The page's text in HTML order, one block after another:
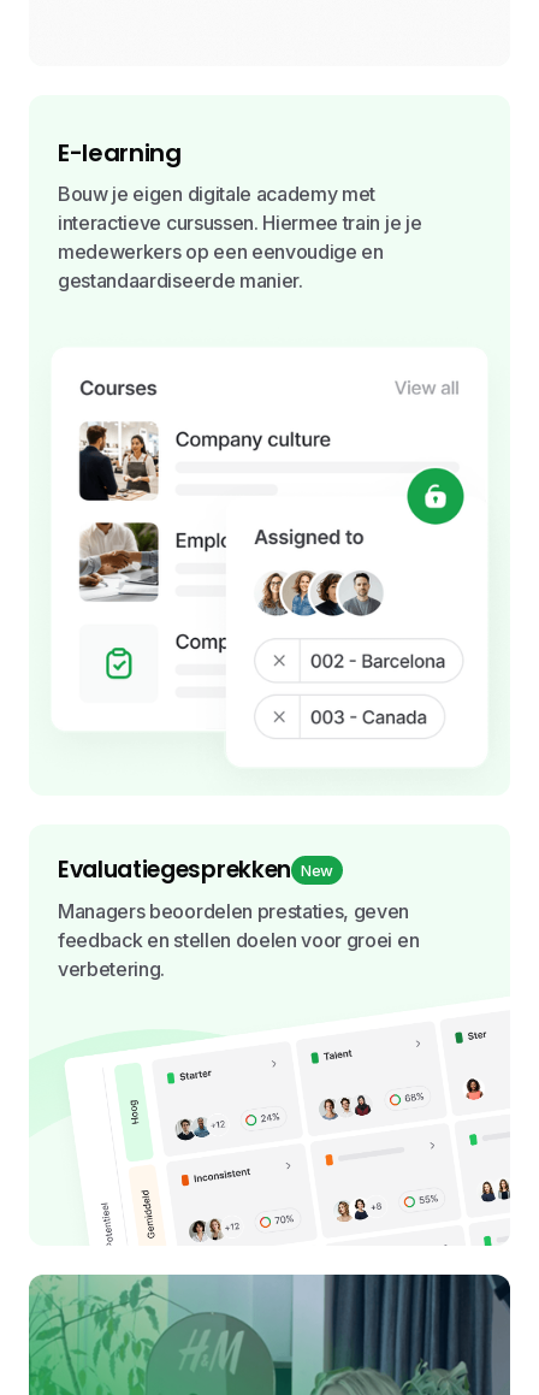
E-learning
Bouw je eigen digitale academy met
interactieve cursussen. Hiermee train je je
medewerkers op een eenvoudige en
gestandaardiseerde manier.
Evaluatiegesprekken New
Managers beoordelen prestaties, geven
feedback en stellen doelen voor groei en
verbetering.